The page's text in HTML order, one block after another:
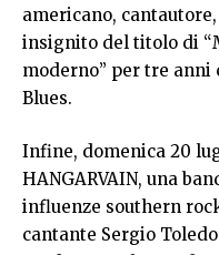
americano,
insignito del titolo di
moderno” per tre
Blues.
Infine, domenica 20
HANGARVAIN, una
influenze southern
cantante Sergio